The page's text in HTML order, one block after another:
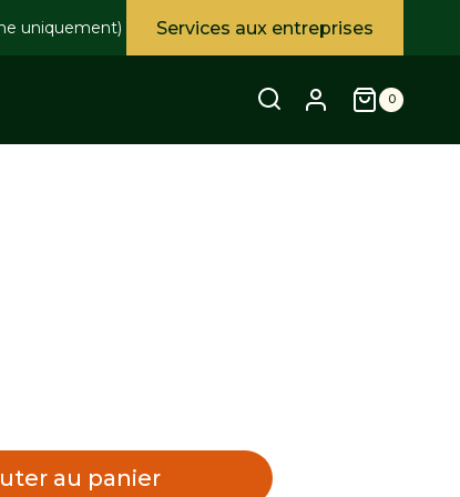
uniquement) Services aux entreprises
0
au panier